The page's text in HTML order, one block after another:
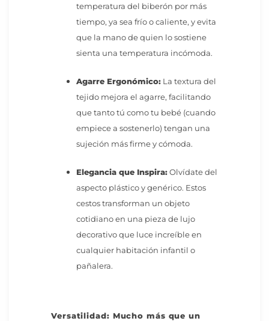
temperatura del biberón por más
tiempo, ya sea frío o caliente, y evita
que la mano de quien lo sostiene
sienta una temperatura incómoda.
Agarre Ergonómico: La textura del
tejido mejora el agarre, facilitando
que tanto tú como tu bebé (cuando
empiece a sostenerlo) tengan una
sujeción más firme y cómoda.
Elegancia que Inspira:Olvídate del
aspecto plástico y genérico. Estos
cestos transforman un objeto
cotidiano en una pieza de lujo
decorativo que luce increíble en
cualquier habitación infantil o
pañalera.
Versatilidad: Mucho más que un